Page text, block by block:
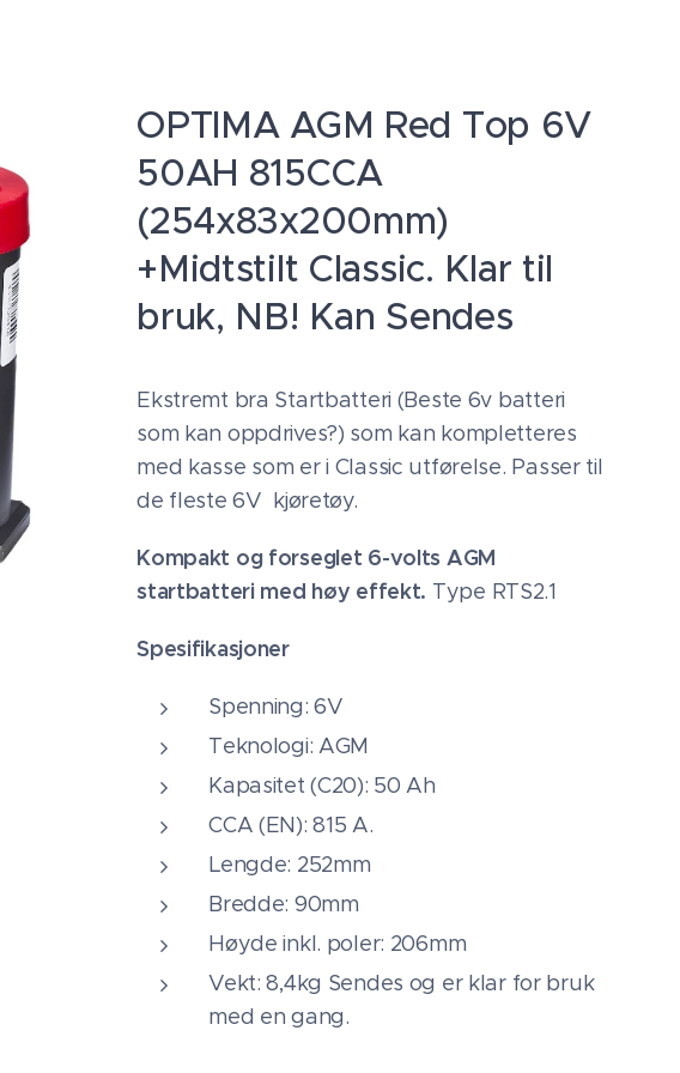
OPTIMA AGM Red Top 6V
50AH 815CCA
(254x83x200mm)
+Midtstilt Classic. Klar til
bruk, NB! Kan Sendes
Ekstremt bra Startbatteri (Beste 6v batteri
som kan oppdrives?) som kan kompletteres
med kasse som er i Classic utførelse. Passer til
de fleste 6V kjøretøy.
Kompakt og forseglet 6-volts AGM
startbatteri med høy effekt. Type RTS2.1
Spesifikasjoner
Spenning: 6V
Teknologi: AGM
Kapasitet (C20): 50 Ah
CCA (EN): 815 A.
Lengde: 252mm
Bredde: 90mm
Høyde inkl. poler: 206mm
Vekt: 8,4kg Sendes og er klar for bruk
med en gang.